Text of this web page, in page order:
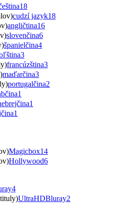
18
cudzí jazyk18
angličtina16
slovenčina6
španielčina4
3
francúzština3
maďarčina3
portugalčina2
1
1
1
Magicbox14
Hollywood6
4
UltraHDBluray2